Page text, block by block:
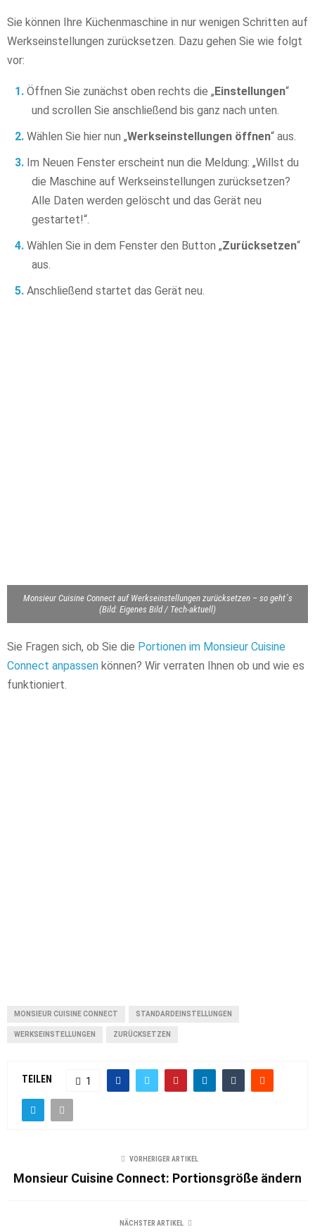
Sie können Ihre Küchenmaschine in nur wenigen Schritten auf
Werkseinstellungen zurücksetzen. Dazu gehen Sie wie folgt
vor:
Öffnen Sie zunächst oben rechts die „Einstellungen“
und scrollen Sie anschließend bis ganz nach unten.
Wählen Sie hier nun „Werkseinstellungen öffnen“ aus.
Im Neuen Fenster erscheint nun die Meldung: „Willst du
die Maschine auf Werkseinstellungen zurücksetzen?
Alle Daten werden gelöscht und das Gerät neu
gestartet!“.
Wählen Sie in dem Fenster den Button „Zurücksetzen“
aus.
Anschließend startet das Gerät neu.
Monsieur Cuisine Connect auf Werkseinstellungen zurücksetzen – so geht´s
(Bild: Eigenes Bild / Tech-aktuell)
Sie Fragen sich, ob Sie die Portionen im Monsieur Cuisine
Connect anpassen können? Wir verraten Ihnen ob und wie es
funktioniert.
MONSIEUR CUISINE CONNECT STANDARDEINSTELLUNGEN
WERKSEINSTELLUNGEN ZURÜCKSETZEN
TEILEN 1
VORHERIGER ARTIKEL
Monsieur Cuisine Connect: Portionsgröße ändern
NÄCHSTER ARTIKEL